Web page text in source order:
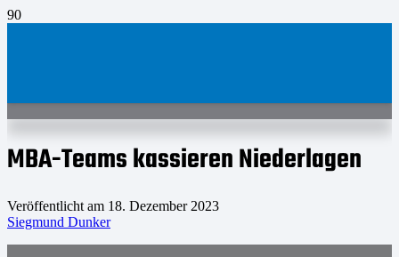
MBA-Teams kassieren Niederlagen
Veröffentlicht am 18. Dezember 2023
Siegmund Dunker